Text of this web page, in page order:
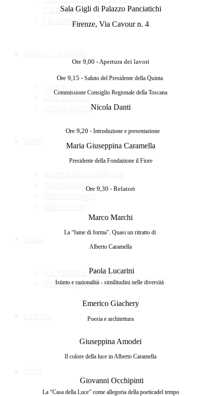
Caramella
I presidenti
Dice la critica
Alcune poesie
Poetry in motion
Il soggetto è il mare
Voce dei poeti
Sala Gigli di Palazzo Panciatichi
Firenze, Via Cavour n. 4
Ore 9,00 - Apertura dei lavori
Ore 9,15 - Saluto del Presidente della Quinta
Commissione Consiglio Regionale della Toscana
Nicola Danti
Ore 9,20 - Introduzione e presentazione
Maria Giuseppina Caramella
Presidente della Fondazione il Fiore
Ore 9,30 - Relatori
Marco Marchi
La “fame di forma”. Quasi un ritratto di
Alberto Caramella
Paola Lucarini
Istinto e razionalità - similitudini nelle diversità
Emerico Giachery
Poesia e architettura
Giuseppina Amodei
Il colore della luce in Alberto Caramella
Giovanni Occhipinti
La “Casa della Luce” come allegoria della poeticadel tempo